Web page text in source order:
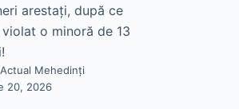
arestați, după ce
violat o minoră de 13
Mehedinți
20, 2026